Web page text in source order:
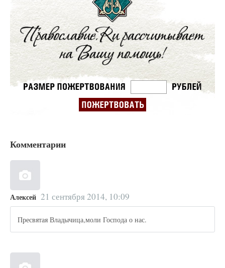
Комментарии
Алексей 21 сентября 2014, 10:09
Пресвятая Владычица,моли Господа о нас.